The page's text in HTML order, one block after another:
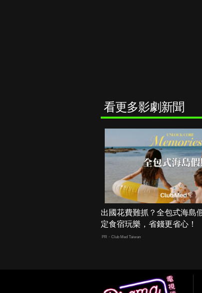
看更多影劇新聞
出國花費難抓？全包式海島
定食宿玩樂，省錢更省心！
PR・Club Med Taiwan